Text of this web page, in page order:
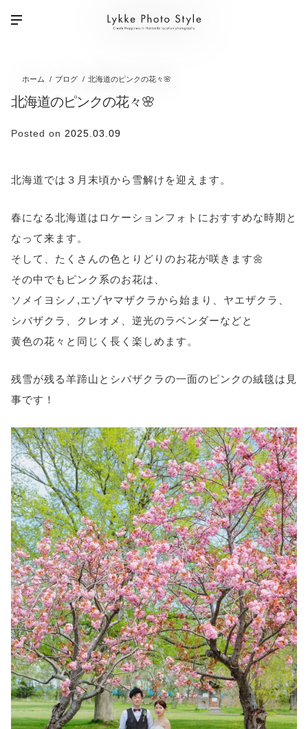
ホーム ブログ 北海道のピンクの花々🌸
北海道のピンクの花々🌸
Posted on 2025.03.09
北海道では３月末頃から雪解けを迎えます。
春になる北海道はロケーションフォトにおすすめな時期と
なって来ます。
そして、たくさんの色とりどりのお花が咲きます🌼
その中でもピンク系のお花は、
ソメイヨシノ,エゾヤマザクラから始まり、ヤエザクラ、
シバザクラ、クレオメ、逆光のラベンダーなどと
黄色の花々と同じく長く楽しめます。
残雪が残る羊蹄山とシバザクラの一面のピンクの絨毯は見
事です！